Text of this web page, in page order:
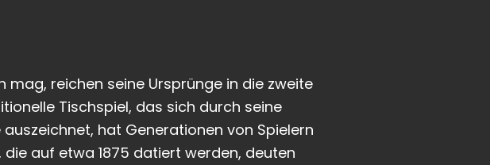
reichen seine Ursprünge in die zweite
Tischspiel, das sich durch seine
hat Generationen von Spielern
auf etwa 1875 datiert werden, deuten